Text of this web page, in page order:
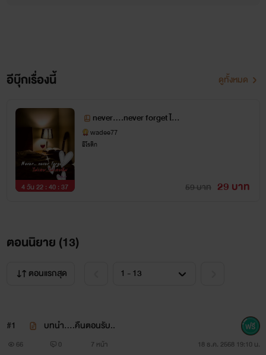
อีบุ๊กเรื่องนี้ ดูทั้งหมด
4 วัน 22 : 40 : 36
never....never forget ไม่เ
คย...ไม่เคยลืม
wadee77
อีโรติก
59 บาท 29 บาท
ตอนนิยาย (13)
ตอนแรกสุด
#1 บทนำ....คืนตอนรับ..
66 0 7 หน้า 18 ธ.ค. 2568 19:10 น.